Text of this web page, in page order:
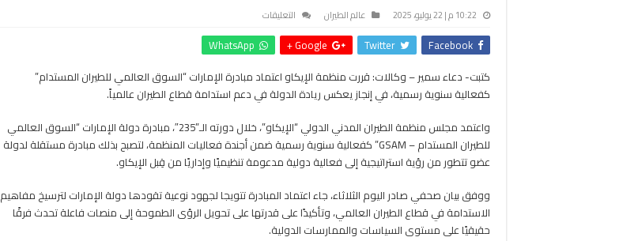
10:22 م | 22 يوليو، 2025 عالم الطيران التعليقات
“الإيكاو”
بريادة
الإمارات
مبادرتها
للطيران
المستدام
مغلقة
Facebook
Twitter
Google +
WhatsApp
كتبت- دعاء سمير – وكالات: قررت منظمة الإيكاو اعتماد مبادرة الإمارات “السوق العالمي للطيران المستدام”
كفعالية سنوية رسمية، في إنجاز يعكس ريادة الدولة في دعم استدامة قطاع الطيران عالمياً.
واعتمد مجلس منظمة الطيران المدني الدولي “الإيكاو”، خلال دورته الـ”235″، مبادرة دولة الإمارات “السوق العالمي
للطيران المستدام – GSAM” كفعالية سنوية رسمية ضمن أجندة فعاليات المنظمة، لتصبح بذلك مبادرة مستقلة لدولة
عضو تتطور من رؤية استراتيجية إلى فعالية دولية مدعومة تنظيميًا وإداريًا من قِبل الإيكاو.
ووفق بيان صحفي صادر اليوم الثلاثاء، جاء اعتماد المبادرة تتويجا لجهود نوعية تقودها دولة الإمارات لترسيخ مفاهيم
الاستدامة في قطاع الطيران العالمي، وتأكيدًا على قدرتها على تحويل الرؤى الطموحة إلى منصات فاعلة تحدث فرقًا
حقيقيًا على مستوى السياسات والممارسات الدولية.